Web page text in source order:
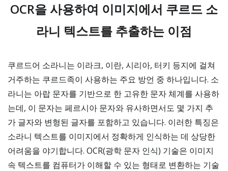
OCR을 사용하여 이미지에서 쿠르드 소
라니 텍스트를 추출하는 이점
쿠르드어 소라니는 이라크, 이란, 시리아, 터키 등지에 걸쳐
거주하는 쿠르드족이 사용하는 주요 방언 중 하나입니다. 소
라니는 아랍 문자를 기반으로 한 고유한 문자 체계를 사용하
는데, 이 문자는 페르시아 문자와 유사하면서도 몇 가지 추
가 글자와 변형된 글자를 포함하고 있습니다. 이러한 특징은
소라니 텍스트를 이미지에서 정확하게 인식하는 데 상당한
어려움을 야기합니다. OCR(광학 문자 인식) 기술은 이미지
속 텍스트를 컴퓨터가 이해할 수 있는 형태로 변환하는 기술